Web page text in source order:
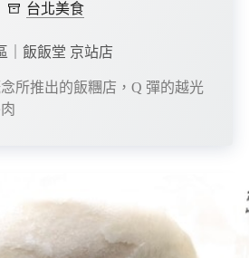
台北美食
｜飯飯堂 京站店
所推出的飯糰店，Q 彈的越光